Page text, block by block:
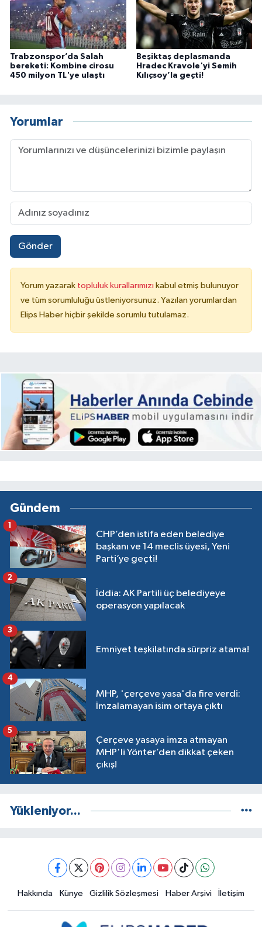
Trabzonspor’da Salah
bereketi: Kombine cirosu
450 milyon TL'ye ulaştı
Beşiktaş deplasmanda
Hradec Kravole'yi Semih
Kılıçsoy’la geçti!
Yorumlar
Gönder
Yorum yazarak topluluk kurallarımızı kabul etmiş bulunuyor
ve tüm sorumluluğu üstleniyorsunuz. Yazılan yorumlardan
Elips Haber hiçbir şekilde sorumlu tutulamaz.
Gündem
CHP’den istifa eden belediye
başkanı ve 14 meclis üyesi, Yeni
Parti’ye geçti!
1
İddia: AK Partili üç belediyeye
operasyon yapılacak
2
Emniyet teşkilatında sürpriz atama!
3
MHP, 'çerçeve yasa'da fire verdi:
İmzalamayan isim ortaya çıktı
4
Çerçeve yasaya imza atmayan
MHP'li Yönter’den dikkat çeken
çıkış!
5
Yükleniyor...
Hakkında Künye Gizlilik Sözleşmesi Haber Arşivi İletişim